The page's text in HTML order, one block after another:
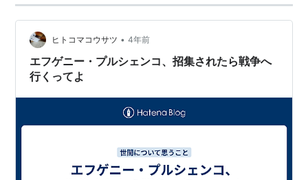
ヒトコマコウサツ • 4年前
エフゲニー・プルシェンコ、招集されたら戦争へ
行くってよ